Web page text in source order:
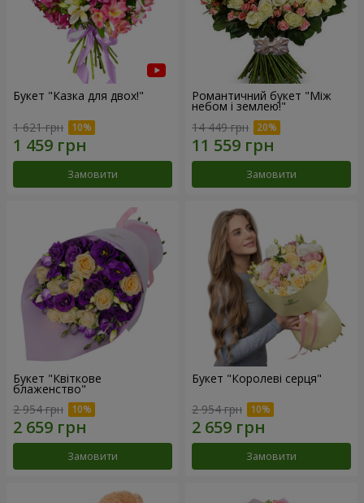
Букет "Казка для двох!"
1 621 грн
Замовити
Романтичний букет "Між
небом і землею!"
14 449 грн
Замовити
Букет "Квіткове
блаженство"
2 954 грн
Замовити
Букет "Королеві серця"
2 954 грн
Замовити